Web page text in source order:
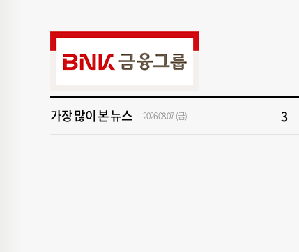
가장 많이 본 뉴스 2026.08.07 (금) 5